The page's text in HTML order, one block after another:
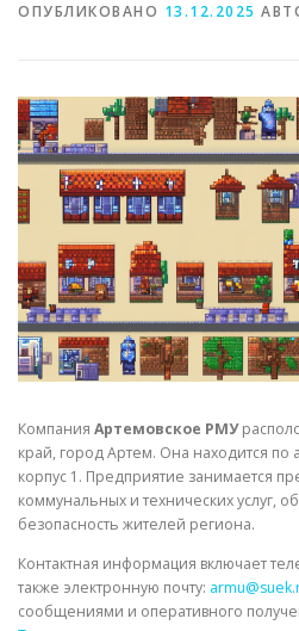
СВОЙСТВА МЕТАЛЛОВ
СТАТЬИ
ОПУБЛИКОВАНО 13.12.2025
Компания Артемовское РМУ
край, город Артем. Она находится по
корпус 1. Предприятие занимается
коммунальных и технических услуг,
безопасность жителей региона.
Контактная информация включает
также электронную почту:
сообщениями и оперативного